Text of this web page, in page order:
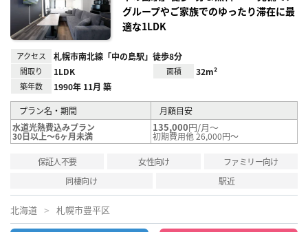
グループやご家族でのゆったり滞在に最
適な1LDK
アクセス 札幌市南北線「中の島駅」徒歩8分
間取り 1LDK 面積 32m²
築年数 1990年 11月 築
プラン名・期間
月額目安
水道光熱費込みプラン
30日以上～6ヶ月未満
135,000円/月～
初期費用他 26,000円～
保証人不要 女性向け
ファミリー向け
同棲向け
駅近
北海道 札幌市豊平区